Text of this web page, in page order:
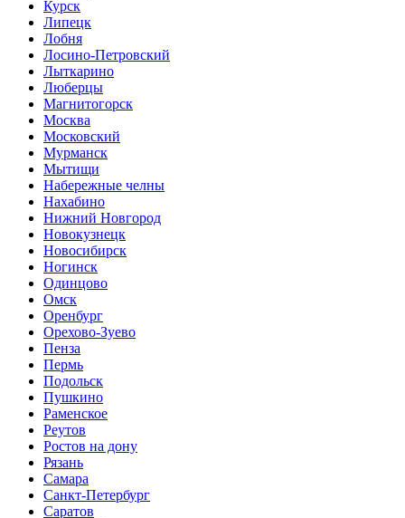
Курск
Липецк
Лобня
Лосино-Петровский
Лыткарино
Люберцы
Магнитогорск
Москва
Московский
Мурманск
Мытищи
Набережные челны
Нахабино
Нижний Новгород
Новокузнецк
Новосибирск
Ногинск
Одинцово
Омск
Оренбург
Орехово-Зуево
Пенза
Пермь
Подольск
Пушкино
Раменское
Реутов
Ростов на дону
Рязань
Самара
Санкт-Петербург
Саратов